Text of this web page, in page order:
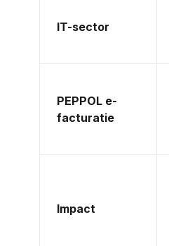
IT-sector
PEPPOL e-
facturatie
Impact